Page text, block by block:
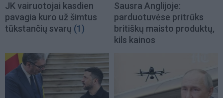
JK vairuotojai kasdien
pavagia kuro už šimtus
tūkstančių svarų (1)
Sausra Anglijoje:
parduotuvėse pritrūks
britiškų maisto produktų,
kils kainos